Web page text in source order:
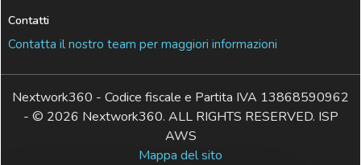
Contatti
Contatta il nostro team per maggiori informazioni
Nextwork360 - Codice fiscale e Partita IVA 13868590962
- © 2026 Nextwork360. ALL RIGHTS RESERVED. ISP
AWS
Mappa del sito